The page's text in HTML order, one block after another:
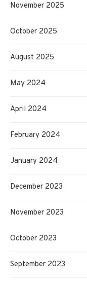
November 2025
October 2025
August 2025
May 2024
April 2024
February 2024
January 2024
December 2023
November 2023
October 2023
September 2023